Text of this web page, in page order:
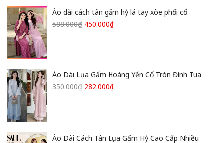
Áo dài cách tân gấm hỷ lá tay xòe phối cổ
588.000₫ 450.000₫
Áo Dài Lụa Gấm Hoàng Yến Cổ Tròn Đính Tua
350.000₫ 282.000₫
Áo Dài Cách Tân Lụa Gấm Hỷ Cao Cấp Nhiều